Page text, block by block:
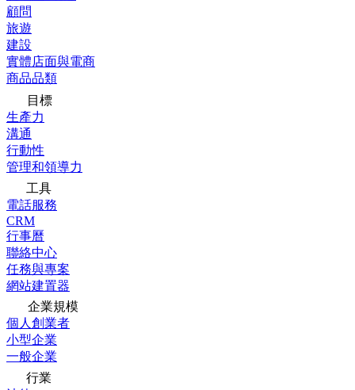
顧問
旅遊
建設
實體店面與電商
商品品類
目標
生產力
溝通
行動性
管理和領導力
工具
電話服務
CRM
行事曆
聯絡中心
任務與專案
網站建置器
企業規模
個人創業者
小型企業
一般企業
行業